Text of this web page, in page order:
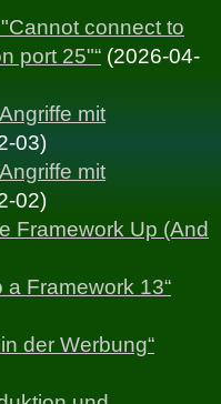
connect to
port 25"“ (2026-04-
mit
03)
mit
02)
Framework Up (And
a Framework 13“
der Werbung“